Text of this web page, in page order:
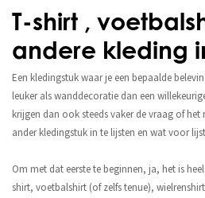
T-shirt ,
andere kleding
Een kledingstuk waar je een bepaalde
leuker als wanddecoratie dan een
krijgen dan ook steeds vaker de vraag of
ander kledingstuk in te lijsten en wat voor
Om met dat eerste te beginnen, ja, het is
shirt, voetbalshirt (of zelfs tenue),